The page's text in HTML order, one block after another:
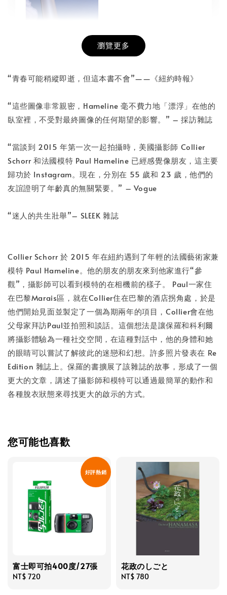
NT$ 50
- +
加入購物車
瀏覽更多
“青春可能稍縱即逝，但這本書不會”——《紐約時報》
“這些圖像非常親密，Hameline 毫不費力地「漂浮」在他的
臥室裡，不受對最終圖像的任何期望的影響。” – 採訪雜誌
“當談到 2015 年第一次一起拍攝時，美國攝影師 Collier
Schorr 和法國模特 Paul Hameline 已經感覺像朋友，這主要
歸功於 Instagram。現在，分別在 55 歲和 23 歲，他們的
友誼證明了年齡真的無關緊要。” – Vogue
“迷人的共生壯舉”– SLEEK 雜誌
Collier Schorr 於 2015 年在紐約遇到了年輕的法國藝術家兼
模特 Paul Hameline。他的朋友的朋友來到他家進行“參
觀”，攝影師可以看到模特的在相機前的樣子。 Paul一家住
在巴黎Marais區，就在Collier住在巴黎的酒店拐角處，於是
他們開始見面並製定了一個為期兩年的項目，Collier會在他
父母家拜訪Paul並拍照和談話。這個想法是讓保羅和科利爾
將攝影體驗為一種社交空間，在這種對話中，他的身體和她
的眼睛可以嘗試了解彼此的迷戀和幻想。許多照片發表在 Re
Edition 雜誌上。保羅的書擴展了該雜誌的故事，形成了一個
更大的文章，講述了攝影師和模特可以通過最簡單的動作和
各種脫衣狀態來尋找更大的啟示的方式。
您可能也喜歡
好評熱銷
富士即可拍400度/27張
Regular
NT$ 720
花政のしごと
Regular
NT$ 780